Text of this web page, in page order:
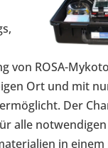
von ROSA-
Ort und mit
Der
alle
in